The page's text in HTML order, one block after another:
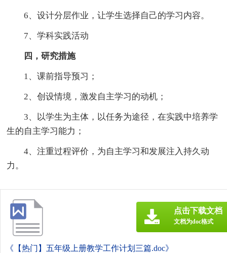
6、设计分层作业，让学生选择自己的学习内容。
7、学科实践活动
四，研究措施
1、课前指导预习；
2、创设情境，激发自主学习的动机；
3、以学生为主体，以任务为途径，在实践中培养学
生的自主学习能力；
4、注重过程评价，为自主学习和发展注入持久动
力。
《【热门】五年级上册教学工作计划三篇.doc》
点击下载文档
文档为doc格式